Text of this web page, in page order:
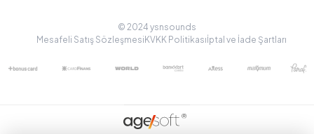
© 2024 ysnsounds
Mesafeli Satış Sözleşmesi KVKK Politikasıİptal ve İade Şartları